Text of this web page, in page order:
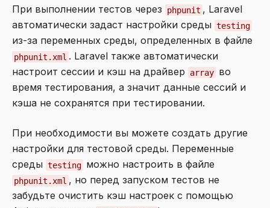
При выполнении тестов через phpunit , Laravel
автоматически задаст настройки среды testing
из-за переменных среды, определенных в файле
phpunit.xml . Laravel также автоматически
настроит сессии и кэш на драйвер
array во
время тестирования, а значит данные сессий и
кэша не сохранятся при тестировании.
При необходимости вы можете создать другие
настройки для тестовой среды. Переменные
среды testing можно настроить в файле
phpunit.xml , но перед запуском тестов не
забудьте очистить кэш настроек с помощью